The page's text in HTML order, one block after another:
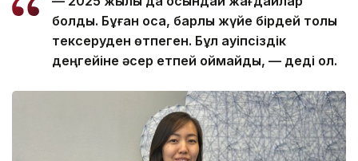
болды. Бұған қоса, барлық жүйе бірдей толық
тексеруден өтпеген. Бұл қауіпсіздік
деңгейіне әсер етпей қоймайды, — деді ол.